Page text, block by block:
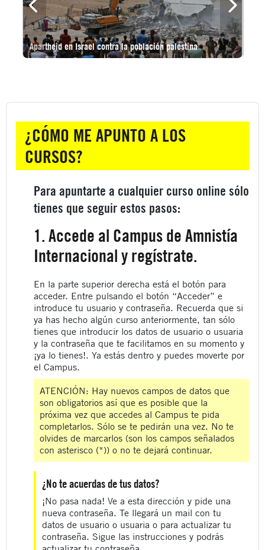
Nome do curso
Apartheid en Israel contra la población palestina
Categoría de cursos
Omitir ¿Cómo me apunto a los cursos?
¿CÓMO ME APUNTO A LOS
CURSOS?
Para apuntarte a cualquier curso online sólo
tienes que seguir estos pasos:
1. Accede al Campus de Amnistía
Internacional y regístrate.
En la parte superior derecha está el botón para
acceder. Entre pulsando el botón “Acceder” e
introduce tu usuario y contraseña. Recuerda que si
ya has hecho algún curso anteriormente, tan sólo
tienes que introducir los datos de usuario o usuaria
y la contraseña que te facilitamos en su momento y
¡ya lo tienes!. Ya estás dentro y puedes moverte por
el Campus.
ATENCIÓN: Hay nuevos campos de datos que
son obligatorios así que es posible que la
próxima vez que accedes al Campus te pida
completarlos. Sólo se te pedirán una vez. No te
olvides de marcarlos (son los campos señalados
con asterisco (*)) o no te dejará continuar.
¿No te acuerdas de tus datos?
¡No pasa nada! Ve a esta dirección y pide una
nueva contraseña. Te llegará un mail con tu
datos de usuario o usuaria o para actualizar tu
contraseña. Sigue las instrucciones y podrás